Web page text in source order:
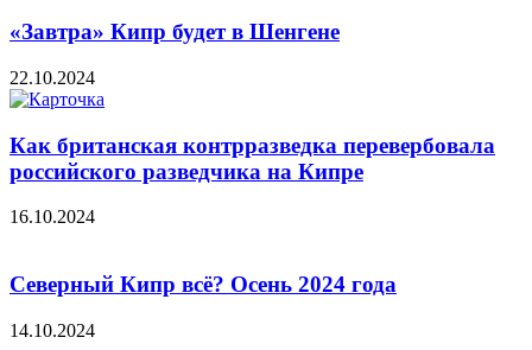
«Завтра» Кипр будет в Шенгене
22.10.2024
Как британская контрразведка перевербовала
российского разведчика на Кипре
16.10.2024
Северный Кипр всё? Осень 2024 года
14.10.2024